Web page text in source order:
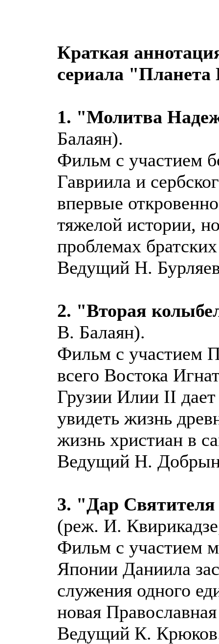
Краткая
сериала
1. "Молитва
Балаян).
Фильм с участием
Гавриила и
впервые
тяжелой истории,
проблемах
Ведущий Н.
2. "Вторая
В. Балаян).
Фильм с участием
всего Востока
Грузии Илии II
увидеть жизнь
жизнь христиан в
Ведущий Н.
3. "Дар
(реж. И.
Фильм с участием
Японии Даниила
служения одного
новая
Ведущий К.